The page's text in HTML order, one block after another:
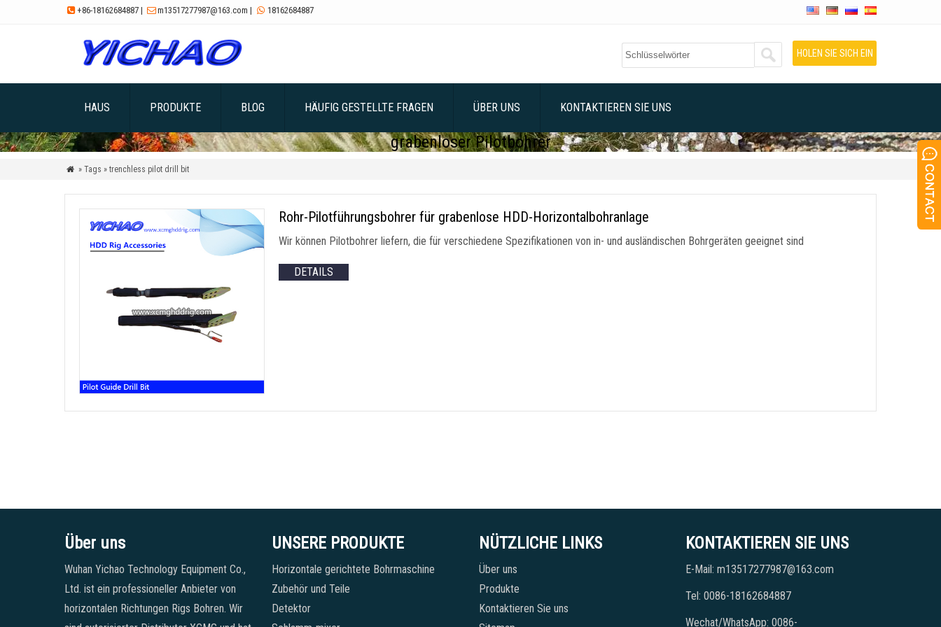
 +86-18162684887 | m13517277987@163.com |  18162684887
HOLEN SIE SICH EIN
HAUS PRODUKTE BLOG HÄUFIG GESTELLTE FRAGEN ÜBER UNS KONTAKTIEREN SIE UNS
grabenloser Pilotbohrer
 » Tags » trenchless pilot drill bit
Rohr-Pilotführungsbohrer für grabenlose HDD-Horizontalbohranlage
Wir können Pilotbohrer liefern, die für verschiedene Spezifikationen von in- und ausländischen Bohrgeräten geeignet sind
DETAILS
Über uns
Wuhan Yichao Technology Equipment Co.,
Ltd. ist ein professioneller Anbieter von
horizontalen Richtungen Rigs Bohren. Wir
UNSERE PRODUKTE
Horizontale gerichtete Bohrmaschine
Zubehör und Teile
Detektor
NÜTZLICHE LINKS
Über uns
Produkte
Kontaktieren Sie uns
KONTAKTIEREN SIE UNS
E-Mail: m13517277987@163.com
Tel: 0086-18162684887
Wechat/WhatsApp: 0086-